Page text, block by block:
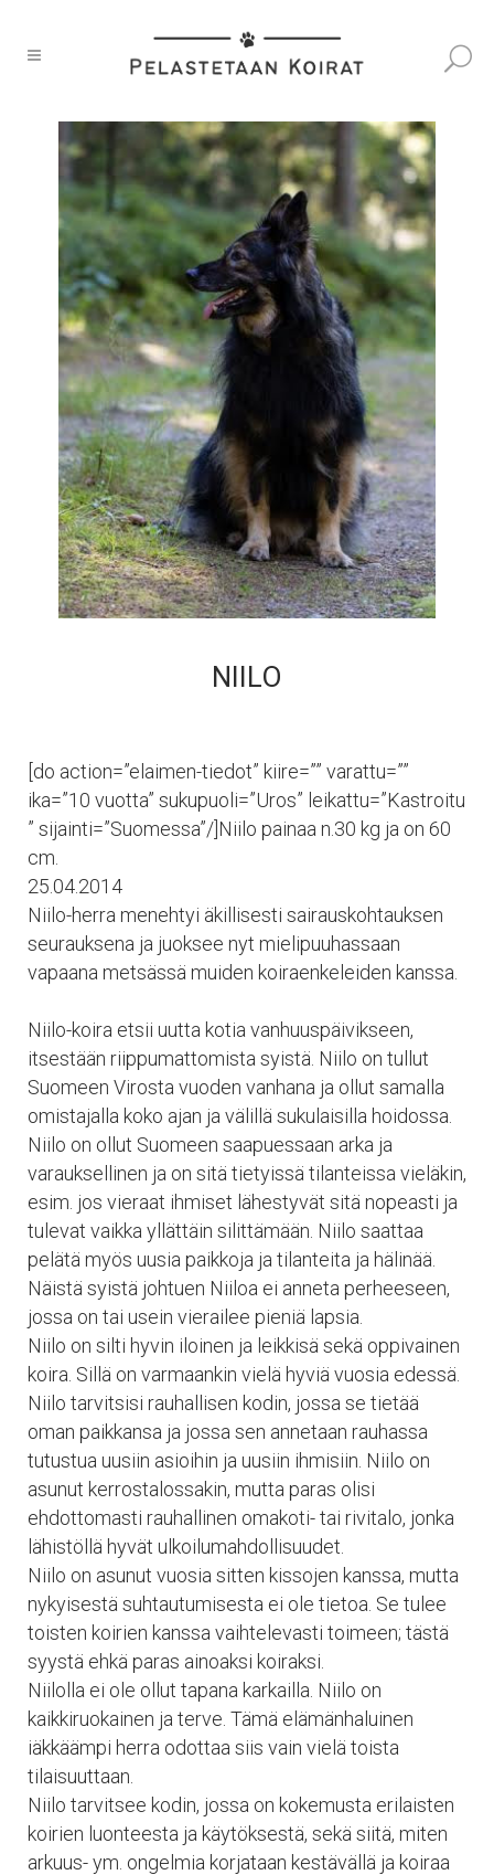
NIILO
[do action=”elaimen-tiedot” kiire=”” varattu=””
ika=”10 vuotta” sukupuoli=”Uros” leikattu=”Kastroitu
” sijainti=”Suomessa”/]Niilo painaa n.30 kg ja on 60
cm.
25.04.2014
Niilo-herra menehtyi äkillisesti sairauskohtauksen
seurauksena ja juoksee nyt mielipuuhassaan
vapaana metsässä muiden koiraenkeleiden kanssa.
Niilo-koira etsii uutta kotia vanhuuspäivikseen,
itsestään riippumattomista syistä. Niilo on tullut
Suomeen Virosta vuoden vanhana ja ollut samalla
omistajalla koko ajan ja välillä sukulaisilla hoidossa.
Niilo on ollut Suomeen saapuessaan arka ja
varauksellinen ja on sitä tietyissä tilanteissa vieläkin,
esim. jos vieraat ihmiset lähestyvät sitä nopeasti ja
tulevat vaikka yllättäin silittämään. Niilo saattaa
pelätä myös uusia paikkoja ja tilanteita ja hälinää.
Näistä syistä johtuen Niiloa ei anneta perheeseen,
jossa on tai usein vierailee pieniä lapsia.
Niilo on silti hyvin iloinen ja leikkisä sekä oppivainen
koira. Sillä on varmaankin vielä hyviä vuosia edessä.
Niilo tarvitsisi rauhallisen kodin, jossa se tietää
oman paikkansa ja jossa sen annetaan rauhassa
tutustua uusiin asioihin ja uusiin ihmisiin. Niilo on
asunut kerrostalossakin, mutta paras olisi
ehdottomasti rauhallinen omakoti- tai rivitalo, jonka
lähistöllä hyvät ulkoilumahdollisuudet.
Niilo on asunut vuosia sitten kissojen kanssa, mutta
nykyisestä suhtautumisesta ei ole tietoa. Se tulee
toisten koirien kanssa vaihtelevasti toimeen; tästä
syystä ehkä paras ainoaksi koiraksi.
Niilolla ei ole ollut tapana karkailla. Niilo on
kaikkiruokainen ja terve. Tämä elämänhaluinen
iäkkäämpi herra odottaa siis vain vielä toista
tilaisuuttaan.
Niilo tarvitsee kodin, jossa on kokemusta erilaisten
koirien luonteesta ja käytöksestä, sekä siitä, miten
arkuus- ym. ongelmia korjataan kestävällä ja koiraa